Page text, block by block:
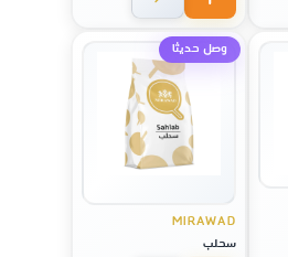
وصل حديثا
MIRAWAD
سحلب